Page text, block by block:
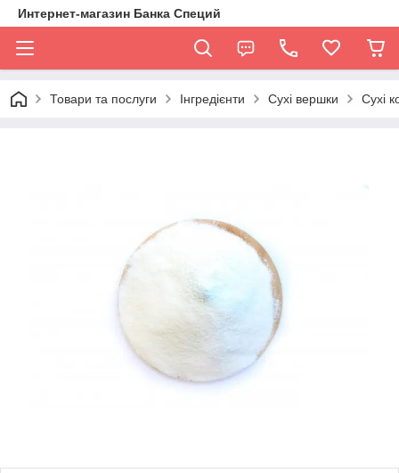
Интернет-магазин Банка Специй
Товари та послуги Інгредієнти Сухі вершки Сухі